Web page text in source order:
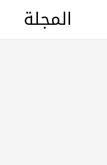
المحتوى المجلة